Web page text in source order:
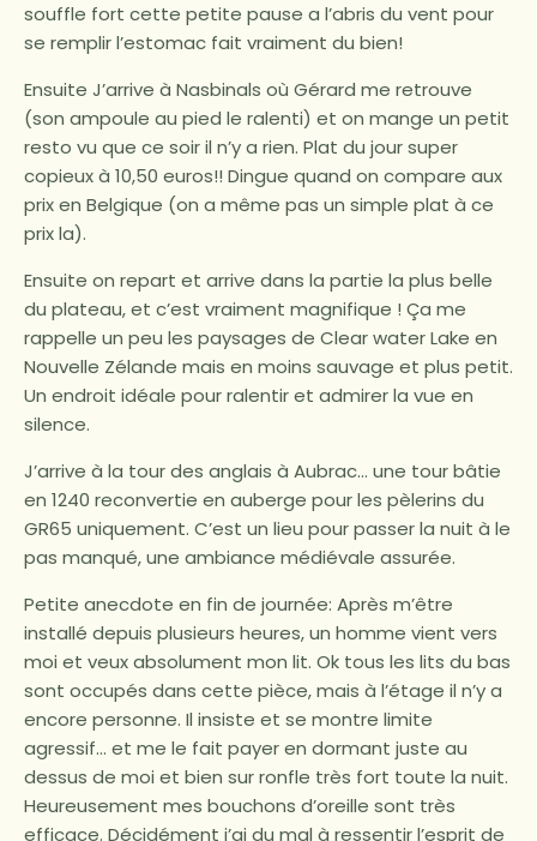
souffle fort cette petite pause a l’abris du vent pour
se remplir l’estomac fait vraiment du bien!
Ensuite J’arrive à Nasbinals où Gérard me retrouve
(son ampoule au pied le ralenti) et on mange un petit
resto vu que ce soir il n’y a rien. Plat du jour super
copieux à 10,50 euros!! Dingue quand on compare aux
prix en Belgique (on a même pas un simple plat à ce
prix la).
Ensuite on repart et arrive dans la partie la plus belle
du plateau, et c’est vraiment magnifique ! Ça me
rappelle un peu les paysages de Clear water Lake en
Nouvelle Zélande mais en moins sauvage et plus petit.
Un endroit idéale pour ralentir et admirer la vue en
silence.
J’arrive à la tour des anglais à Aubrac… une tour bâtie
en 1240 reconvertie en auberge pour les pèlerins du
GR65 uniquement. C’est un lieu pour passer la nuit à le
pas manqué, une ambiance médiévale assurée.
Petite anecdote en fin de journée: Après m’être
installé depuis plusieurs heures, un homme vient vers
moi et veux absolument mon lit. Ok tous les lits du bas
sont occupés dans cette pièce, mais à l’étage il n’y a
encore personne. Il insiste et se montre limite
agressif… et me le fait payer en dormant juste au
dessus de moi et bien sur ronfle très fort toute la nuit.
Heureusement mes bouchons d’oreille sont très
efficace. Décidément j’ai du mal à ressentir l’esprit de